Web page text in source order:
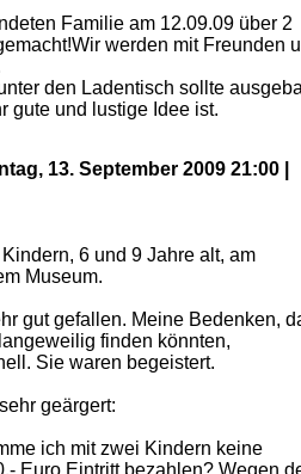
Familie am 12.09.09 über 2
werden mit Freunden
den Ladentisch sollte
gute und lustige Idee ist.
13. September 2009 21:00 |
6 und 9 Jahre alt, am
Museum.
gut gefallen. Meine Bedenken,
finden könnten,
Sie waren begeistert.
geärgert:
ich mit zwei Kindern keine
Euro Eintritt bezahlen? Wegen